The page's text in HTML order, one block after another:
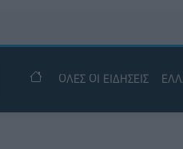
ΟΛΕΣ ΟΙ ΕΙΔΗΣΕΙΣ